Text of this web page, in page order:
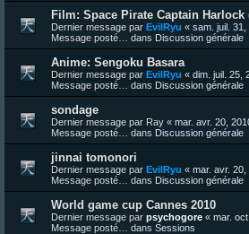
Film: Space Pirate Captain
Dernier message par EvilRyu « sam. juil.
Message posté… dans Discussion générale
Anime: Sengoku Basara
Dernier message par EvilRyu « dim. juil. 25,
Message posté… dans Discussion générale
sondage
Dernier message par Ray « mar. avr. 20,
Message posté… dans Discussion générale
jinnai tomonori
Dernier message par EvilRyu « mar. avr.
Message posté… dans Discussion générale
World game cup Cannes 2010
Dernier message par psychogore « mar.
Message posté… dans Sessions